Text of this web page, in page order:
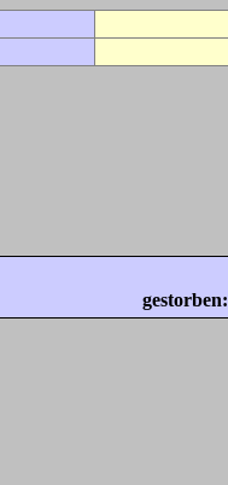
gestorben: